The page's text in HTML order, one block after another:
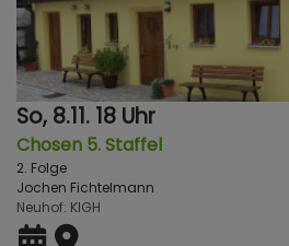
So, 8.11. 18 Uhr
Chosen 5. Staffel
2. Folge
Jochen Fichtelmann
Neuhof KlGH